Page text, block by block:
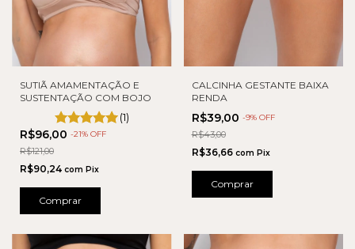
SUTIÃ AMAMENTAÇÃO E
SUSTENTAÇÃO COM BOJO
(1)
R$96,00 -21% OFF
R$121,00
R$90,24 com Pix
Comprar
CALCINHA GESTANTE BAIXA
RENDA
R$39,00 -9% OFF
R$43,00
R$36,66 com Pix
Comprar